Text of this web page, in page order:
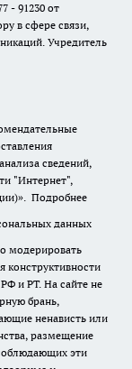
- 91230 от
в сфере связи,
Учредитель
сведений,
"Интернет",
Подробнее
данных
модерировать
конструктивности
и РТ. На сайте не
брань,
ненависть или
размещение
эти